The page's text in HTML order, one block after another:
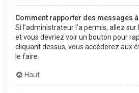
Comment rapporter des messages
Si l’administrateur l’a permis, allez
et vous devriez voir un bouton pour
cliquant dessus, vous accéderez aux
le faire.
Haut